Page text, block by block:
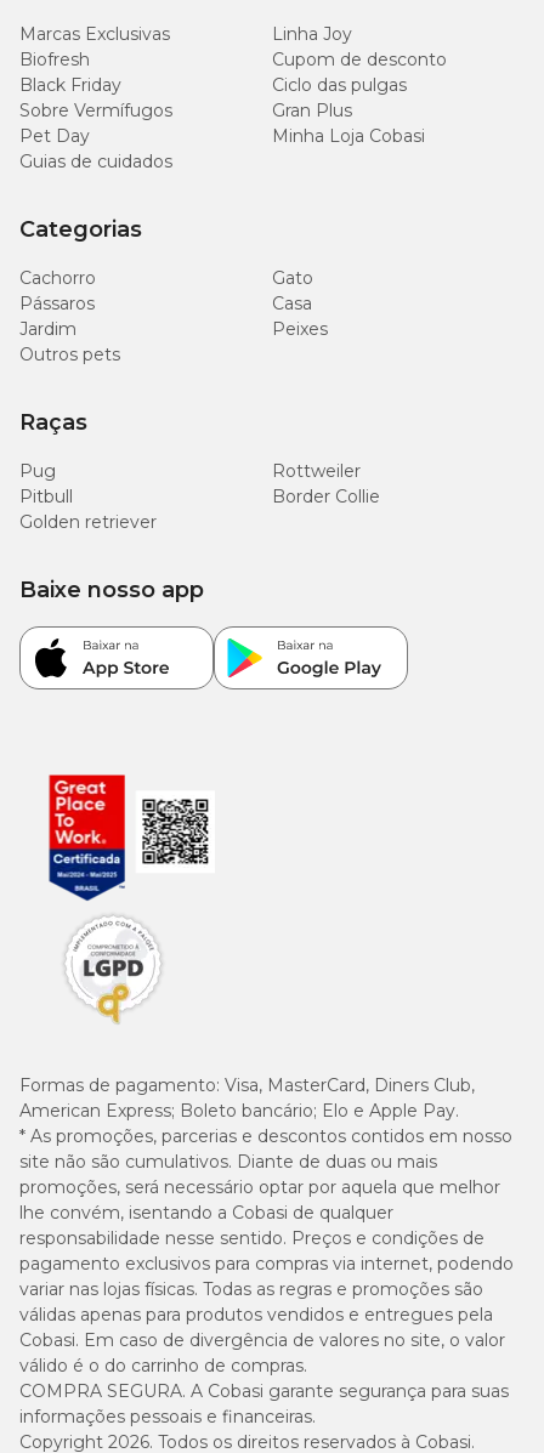
Marcas Exclusivas
Linha Joy
Biofresh
Cupom de desconto
Black Friday
Ciclo das pulgas
Sobre Vermífugos
Gran Plus
Pet Day
Minha Loja Cobasi
Guias de cuidados
Categorias
Cachorro
Gato
Pássaros
Casa
Jardim
Peixes
Outros pets
Raças
Pug
Rottweiler
Pitbull
Border Collie
Golden retriever
Formas de pagamento: Visa, MasterCard, Diners Club,
American Express; Boleto bancário; Elo e Apple Pay.
* As promoções, parcerias e descontos contidos em nosso
site não são cumulativos. Diante de duas ou mais
promoções, será necessário optar por aquela que melhor
lhe convém, isentando a Cobasi de qualquer
responsabilidade nesse sentido. Preços e condições de
pagamento exclusivos para compras via internet, podendo
variar nas lojas físicas. Todas as regras e promoções são
válidas apenas para produtos vendidos e entregues pela
Cobasi. Em caso de divergência de valores no site, o valor
válido é o do carrinho de compras.
COMPRA SEGURA. A Cobasi garante segurança para suas
informações pessoais e financeiras.
Copyright 2026. Todos os direitos reservados à Cobasi.
Baixe nosso app